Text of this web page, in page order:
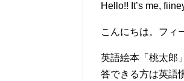
Hello!! It’s me,
こんにちは。フィ
英語絵本「桃太郎
答できる方は英語